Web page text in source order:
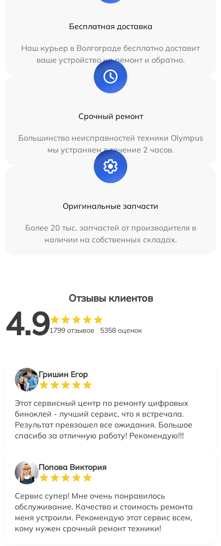
Бесплатная доставка
Наш курьер в Волгограде бесплатно доставит
ваше устройство на ремонт и обратно.
Срочный ремонт
Большинство неисправностей техники Olympus
мы устраняем в течение 2 часов.
Оригинальные запчасти
Более 20 тыс. запчастей от производителя в
наличии на собственных складах.
Отзывы клиентов
4.91799 отзывов 5358 оценок
Гришин Егор
Этот сервисный центр по ремонту цифровых
биноклей - лучший сервис, что я встречала.
Результат превзошел все ожидания. Большое
спасибо за отличную работу! Рекомендую!!!
Попова Виктория
Сервис супер! Мне очень понравилось
обслуживание. Качество и стоимость ремонта
меня устроили. Рекомендую этот сервис всем,
кому нужен срочный ремонт техники!